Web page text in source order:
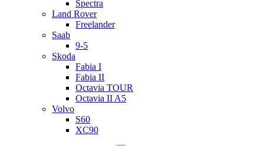
Spectra
Land Rover
Freelander
Saab
9-5
Skoda
Fabia I
Fabia II
Octavia TOUR
Octavia II A5
Volvo
S60
XC90